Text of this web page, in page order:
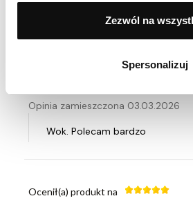
Zezwól na
Spersonalizuj
padthai, rewelacja
Opinia zamieszczona 03.03.2026
Wok. Polecam bardzo
Ocenił(a) produkt na